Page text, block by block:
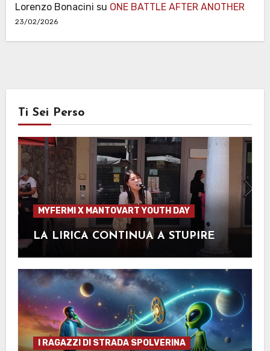
Lorenzo Bonacini su ONE BATTLE AFTER ANOTHER
23/02/2026
Ti Sei Perso
MYFERMI X MANTOVART YOUTH DAY
LA LIRICA CONTINUA A STUPIRE
I RAGAZZI DI STRADA SPOLVERINA